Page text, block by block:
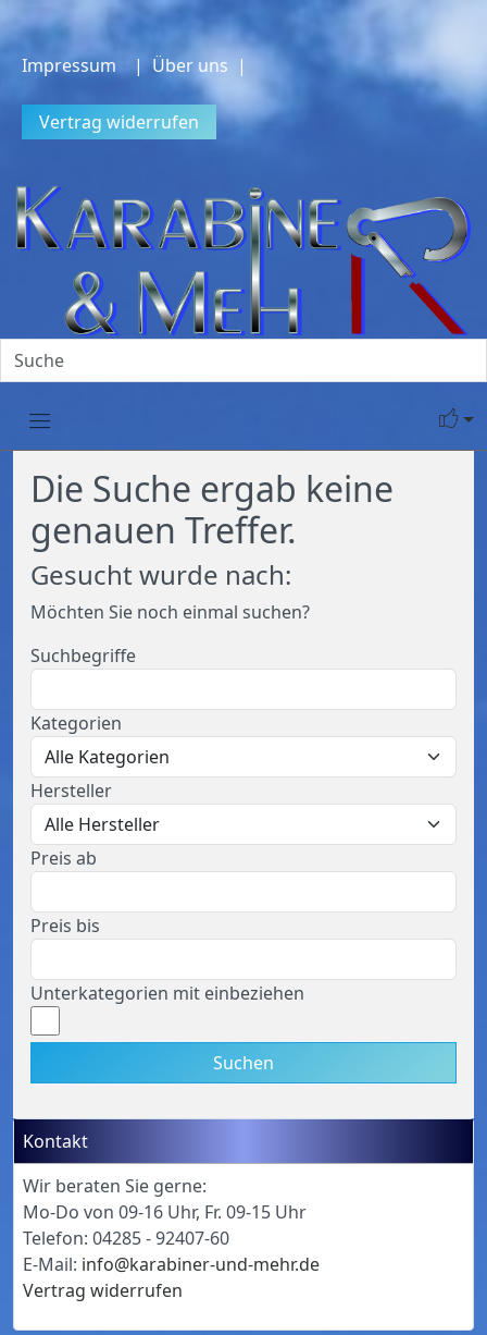
Impressum | Über uns |
Vertrag widerrufen
Die Suche ergab keine
genauen Treffer.
Gesucht wurde nach:
Möchten Sie noch einmal suchen?
Suchbegriffe
Kategorien
Hersteller
Preis ab
Preis bis
Unterkategorien mit einbeziehen
Suchen
Kontakt
Wir beraten Sie gerne:
Mo-Do von 09-16 Uhr, Fr. 09-15 Uhr
Telefon: 04285 - 92407-60
E-Mail: info@karabiner-und-mehr.de
Vertrag widerrufen